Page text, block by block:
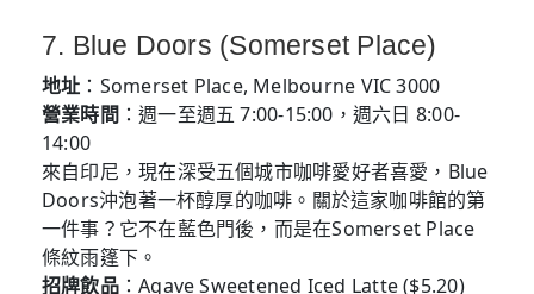
7. Blue Doors (Somerset Place)
地址 ：Somerset Place, Melbourne VIC 3000
營業時間 ：週一至週五 7:00-15:00，週六日 8:00-
14:00
來自印尼，現在深受五個城市咖啡愛好者喜愛，Blue
Doors沖泡著一杯醇厚的咖啡。關於這家咖啡館的第
一件事？它不在藍色門後，而是在Somerset Place
條紋雨篷下。
招牌飲品：Agave Sweetened Iced Latte ($5.20)